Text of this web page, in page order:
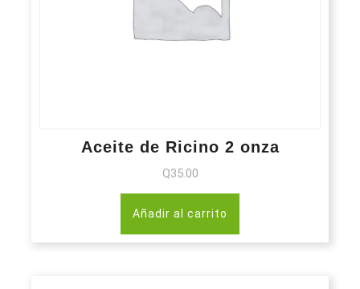
Aceite de Ricino 2 onza
Q35.00
Añadir al carrito